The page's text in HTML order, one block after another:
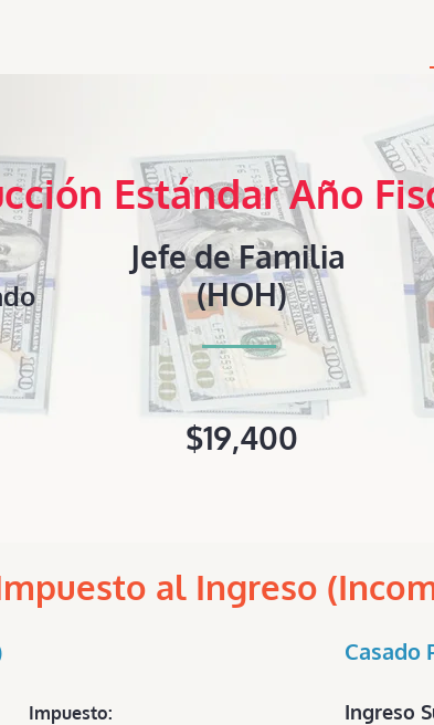
Estándar Año
Jefe de Familia
(HOH)
$19,400
al Ingreso
Casado
Ingreso